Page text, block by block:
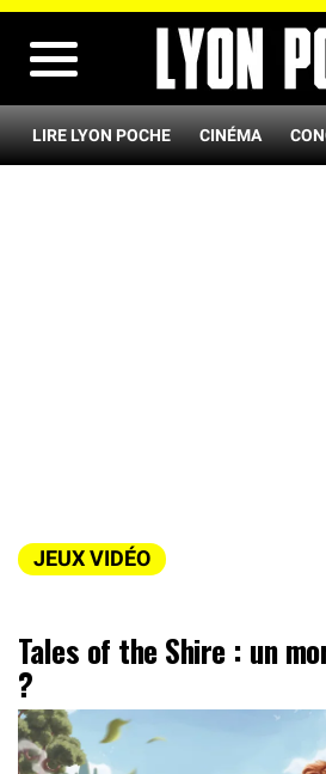
LIRE LYON POCHE CINÉMA
JEUX VIDÉO
Tales of the Shire : un
?